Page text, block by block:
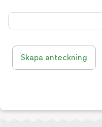
Skapa anteckning